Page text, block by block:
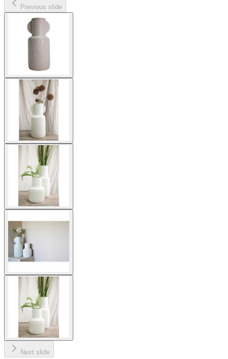
Previous slide
Next slide